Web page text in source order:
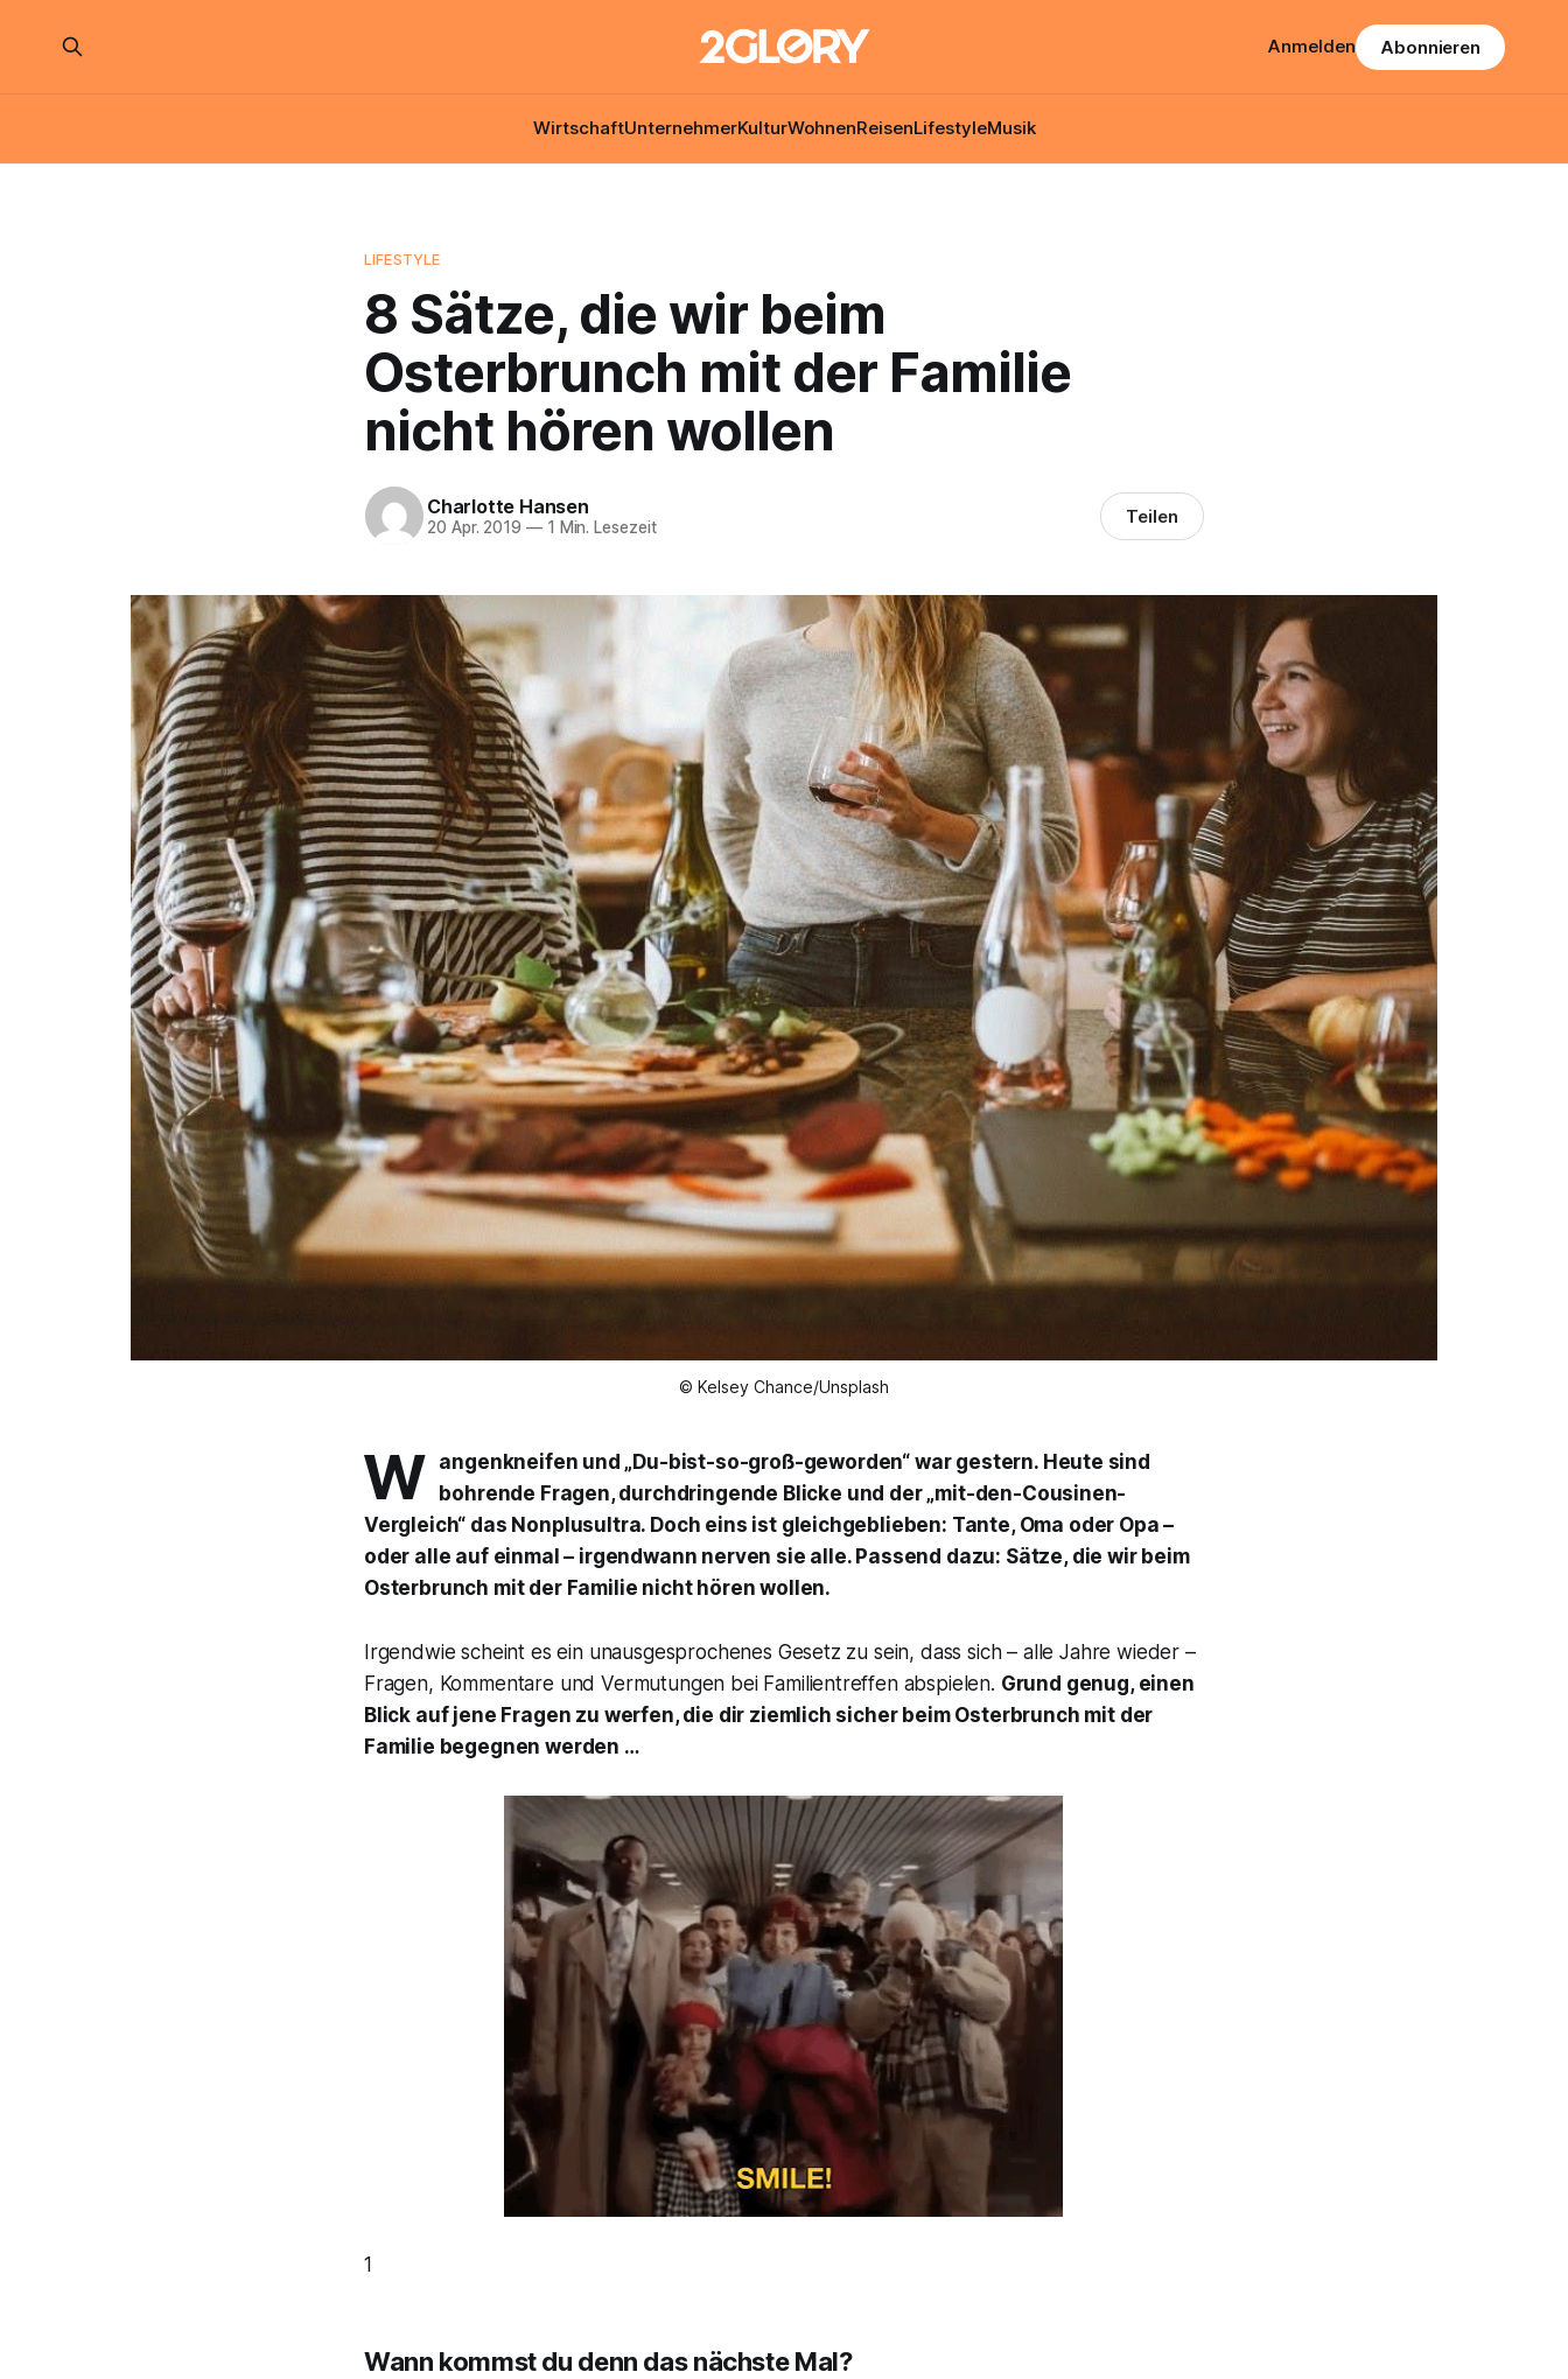
WirtschaftUnternehmerKulturWohnenReisenLifestyleMusik
Anmelden Abonnieren
LIFESTYLE
8 Sätze, die wir beim
Osterbrunch mit der Familie
nicht hören wollen
Charlotte Hansen
20 Apr. 2019 —1 Min. Lesezeit Teilen
© Kelsey Chance/Unsplash
W angenkneifen und „Du-bist-so-groß-geworden“ war gestern. Heute sind
bohrende Fragen, durchdringende Blicke und der „mit-den-Cousinen-
Vergleich“ das Nonplusultra. Doch eins ist gleichgeblieben: Tante, Oma oder Opa –
oder alle auf einmal – irgendwann nerven sie alle. Passend dazu: Sätze, die wir beim
Osterbrunch mit der Familie nicht hören wollen.
Irgendwie scheint es ein unausgesprochenes Gesetz zu sein, dass sich – alle Jahre wieder –
Fragen, Kommentare und Vermutungen bei Familientreffen abspielen. Grund genug, einen
Blick auf jene Fragen zu werfen, die dir ziemlich sicher beim Osterbrunch mit der
Familie begegnen werden …
1
Wann kommst du denn das nächste Mal?